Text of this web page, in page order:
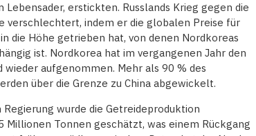
erstickten. Russlands Krieg gegen die
verschlechtert, indem er die globalen Preise für
die Höhe getrieben hat, von denen Nordkoreas
ist. Nordkorea hat im vergangenen Jahr den
wieder aufgenommen. Mehr als 90 % des
über die Grenze zu China abgewickelt.
wurde die Getreideproduktion
Millionen Tonnen geschätzt, was einem Rückgang